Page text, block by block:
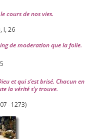
cours de nos vies.
, I, 26
de mode­ra­tion que la folie.
5
et qui s’est bri­sé. Chacun en
la véri­té s’y trouve.
–1273)